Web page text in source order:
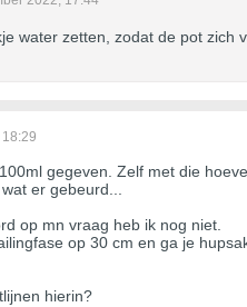
water zetten, zodat de pot zich
gegeven. Zelf met die
er gebeurd...
op mn vraag heb ik nog niet.
op 30 cm en ga je
hierin?